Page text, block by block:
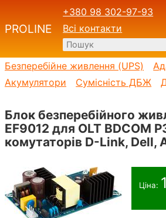
PROLINE
+380 98 302-97-93
Всі контакти
Безперебійне живлення (UPS)
Акумулятори
Сумісність ДБЖ
Блок безперебійного
EF9012 для OLT BDCOM
комутаторів D-Link, Dell,
Ціна: